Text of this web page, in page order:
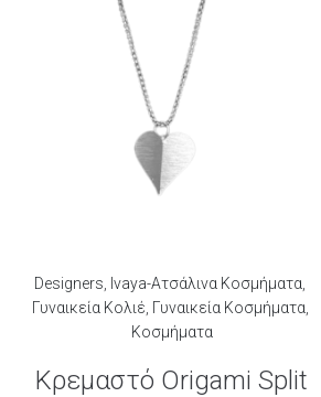
Designers Ivaya-Ατσάλινα Κοσμήματα
Γυναικεία Κολιέ Γυναικεία Κοσμήματα
Κοσμήματα
Κρεμαστό Origami Split